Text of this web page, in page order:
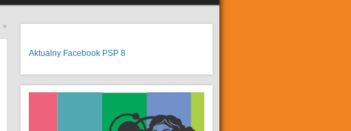
»
Aktualny Facebook PSP 8